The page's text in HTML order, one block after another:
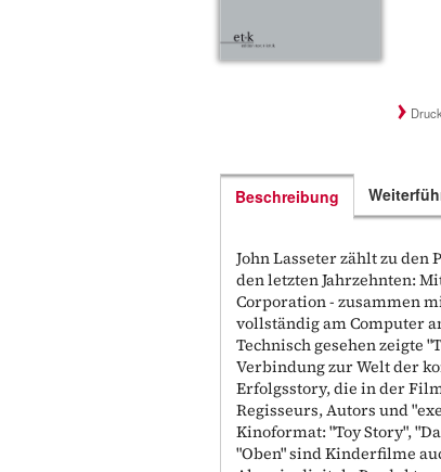
Beschreibung
John Lasseter zählt zu
den letzten Jahrzehnten:
Corporation - zusammen
vollständig am Computer
Technisch gesehen zeigte
Verbindung zur Welt der
Erfolgsstory, die in der
Regisseurs, Autors und
Kinoformat: "Toy Story",
"Oben" sind Kinderfilme